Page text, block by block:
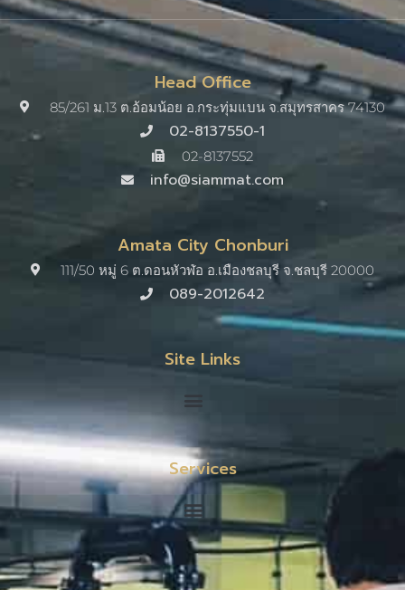
Head Office
85/261 ม.13 ต.อ้อมน้อย อ.กระทุ่มแบน จ.สมุทรสาคร 74130
02-8137550-1
02-8137552
info@siammat.com
Amata City Chonburi
111/50 หมู่ 6 ต.ดอนหัวฬ่อ อ.เมืองชลบุรี จ.ชลบุรี 20000​
089-2012642
Site Links
Services